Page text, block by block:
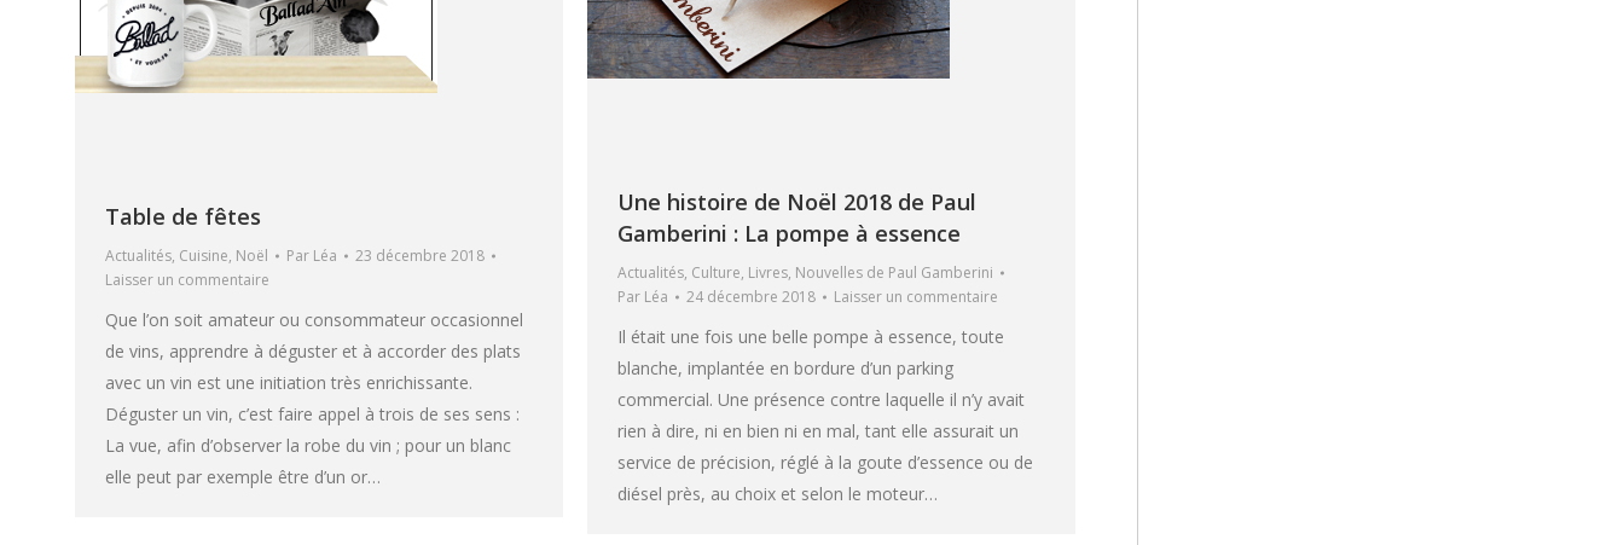
Une histoire de Noël 2018 de Paul
Gamberini : La pompe à essence
Actualités, Culture, Livres, Nouvelles de Paul Gamberini
Par Léa 24 décembre 2018 Laisser un commentaire
Il était une fois une belle pompe à essence, toute
blanche, implantée en bordure d’un parking
commercial. Une présence contre laquelle il n’y avait
rien à dire, ni en bien ni en mal, tant elle assurait un
service de précision, réglé à la goute d’essence ou de
diésel près, au choix et selon le moteur…
Table de fêtes
Actualités, Cuisine, Noël Par Léa
23 décembre 2018
Laisser un commentaire
Que l’on soit amateur ou consommateur occasionnel
de vins, apprendre à déguster et à accorder des plats
avec un vin est une initiation très enrichissante.
Déguster un vin, c’est faire appel à trois de ses sens :
La vue, afin d’observer la robe du vin ; pour un blanc
elle peut par exemple être d’un or…